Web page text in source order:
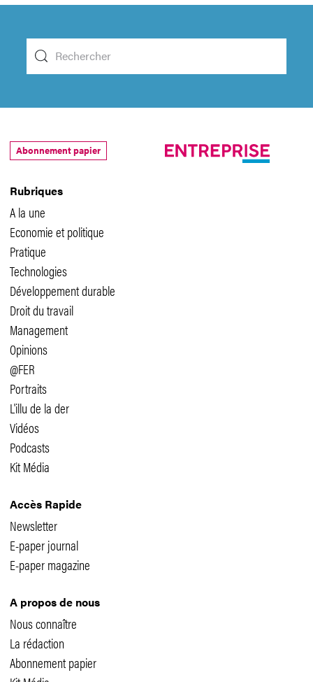
Rubriques
A la une
Economie et politique
Pratique
Technologies
Développement durable
Droit du travail
Management
Opinions
@FER
Portraits
L'illu de la der
Vidéos
Podcasts
Kit Média
Accès Rapide
Newsletter
E-paper journal
E-paper magazine
A propos de nous
Nous connaître
La rédaction
Abonnement papier
Abonnement papier